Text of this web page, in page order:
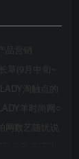
品营销
(9月中旬~
淘触点的
羊时尚网○
数艺随忧说
条头条评哇